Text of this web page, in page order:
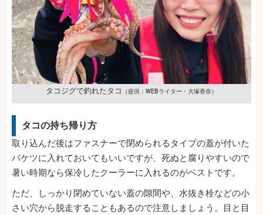
タコジグで釣れたタコ （提供：WEBライター・大塚香奈）
タコの持ち帰り方
取り込んだ後はファスナーで閉められるタイプの蓋が付いた
バケツに入れておいてもいいですが、死ぬと腐りやすいので
暑い時期なら保冷したクーラーに入れるのがベストです。
ただ、しっかり閉めていない蓋の隙間や、水抜き栓などの小
さい穴から脱走することもあるので注意しましょう。目と目